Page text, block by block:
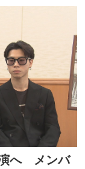
演へ メンバ